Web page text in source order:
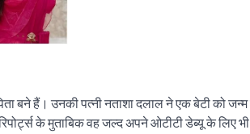
बने हैं। उनकी पत्नी नताशा दलाल ने एक बेटी को
के मुताबिक वह जल्द अपने ओटीटी डेब्यू के लिए